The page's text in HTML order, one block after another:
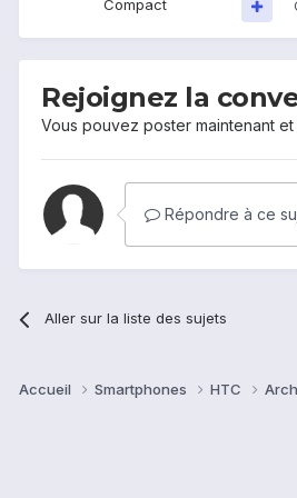
Compact
Rejoignez la
Vous pouvez poster maintenant
Répondre à ce
Aller sur la liste des sujets
Accueil Smartphones HTC